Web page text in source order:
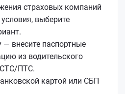
страховых компаний
выберите
— внесите паспортные
из водительского
СТС/ПТС.
картой или СБП